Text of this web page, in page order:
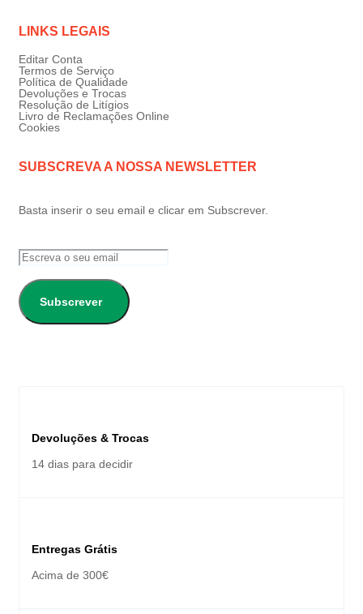
LINKS LEGAIS
Editar Conta
Termos de Serviço
Política de Qualidade
Devoluções e Trocas
Resolução de Litígios
Livro de Reclamações Online
Cookies
SUBSCREVA A NOSSA NEWSLETTER
Basta inserir o seu email e clicar em Subscrever.
Subscrever
Devoluções & Trocas
14 dias para decidir
Entregas Grátis
Acima de 300€